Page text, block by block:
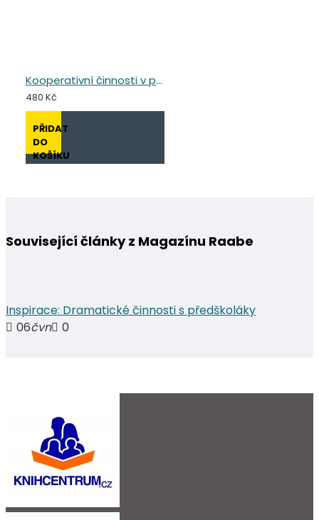
Kooperativní činnosti v předškolním vzdělávání
480 Kč
PŘIDAT
DO
KOŠÍKU
Související články z Magazínu Raabe
Inspirace: Dramatické činnosti s předškoláky
06čvn 0